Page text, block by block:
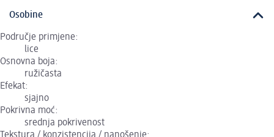
Osobine
Područje primjene:
lice
Osnovna boja:
ružičasta
Efekat:
sjajno
Pokrivna moć:
srednja pokrivenost